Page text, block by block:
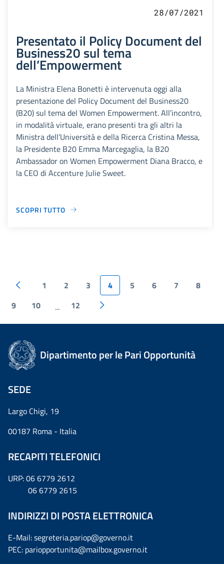
28/07/2021
Presentato il Policy Document del
Business20 sul tema
dell’Empowerment
La Ministra Elena Bonetti è intervenuta oggi alla
presentazione del Policy Document del Business20
(B20) sul tema del Women Empowerment. All’incontro,
in modalità virtuale, erano presenti tra gli altri la
Ministra dell’Università e della Ricerca Cristina Messa,
la Presidente B20 Emma Marcegaglia, la B20
Ambassador on Women Empowerment Diana Bracco, e
la CEO di Accenture Julie Sweet.
SCOPRI TUTTO
1 2 3 4 5 6 7
8
9
10 ... 12
Dipartimento per le Pari Opportunità
SEDE
Largo Chigi, 19
00187 Roma - Italia
RECAPITI TELEFONICI
URP: 06 6779 2612
06 6779 2615
INDIRIZZI DI POSTA ELETTRONICA
E-Mail: segreteria.pariop@governo.it
PEC: pariopportunita@mailbox.governo.it